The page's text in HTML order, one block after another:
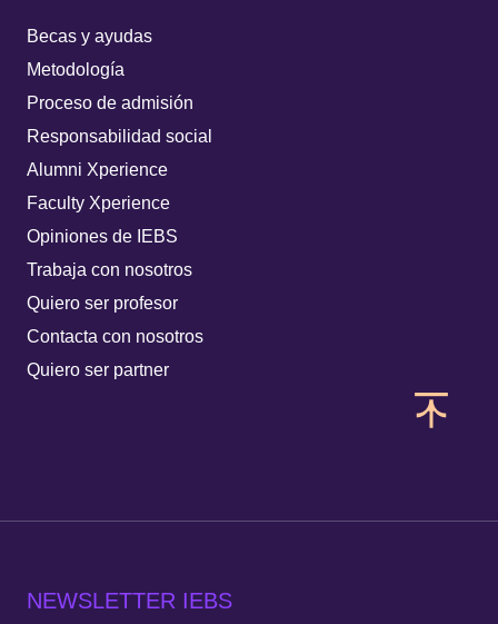
Becas y ayudas
Metodología
Proceso de admisión
Responsabilidad social
Alumni Xperience
Faculty Xperience
Opiniones de IEBS
Trabaja con nosotros
Quiero ser profesor
Contacta con nosotros
Quiero ser partner
NEWSLETTER IEBS